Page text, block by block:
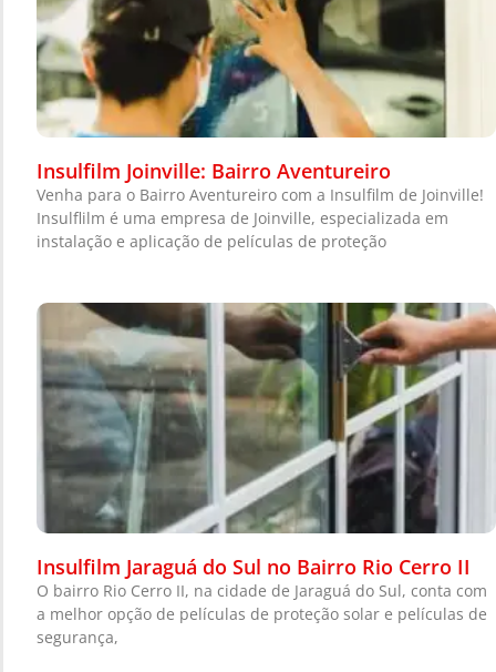
Insulfilm Joinville: Bairro Aventureiro
Venha para o Bairro Aventureiro com a Insulfilm de Joinville!
Insulflilm é uma empresa de Joinville, especializada em
instalação e aplicação de películas de proteção
Insulfilm Jaraguá do Sul no Bairro Rio Cerro II
O bairro Rio Cerro II, na cidade de Jaraguá do Sul, conta com
a melhor opção de películas de proteção solar e películas de
segurança,